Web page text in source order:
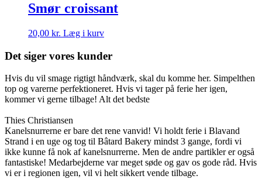
Smør croissant
20,00 kr. Læg i kurv
Det siger vores kunder
Hvis du vil smage rigtigt håndværk, skal du komme her. Simpelthen
top og varerne perfektioneret. Hvis vi tager på ferie her igen,
kommer vi gerne tilbage! Alt det bedste
Thies Christiansen
Kanelsnurrerne er bare det rene vanvid! Vi holdt ferie i Blavand
Strand i en uge og tog til Bâtard Bakery mindst 3 gange, fordi vi
ikke kunne få nok af kanelsnurrerne. Men de andre partikler er også
fantastiske! Medarbejderne var meget søde og gav os gode råd. Hvis
vi er i regionen igen, vil vi helt sikkert vende tilbage.